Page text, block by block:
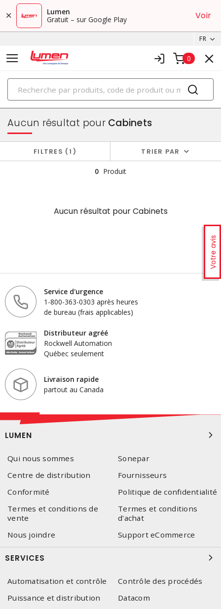
Lumen
Gratuit – sur Google Play
Voir
FR
0
PRODUITS
boîtiers et cabinets
Votre avis
Aucun résultat pourCabinets
FILTRES 1 TRIER PAR
0 Produit
Aucun résultat pourCabinets
Service d'urgence
1-800-363-0303 après heures
de bureau (frais applicables)
Distributeur agréé
Rockwell Automation
Québec seulement
Livraison rapide
partout au Canada
LUMEN
Qui nous sommes
Sonepar
Centre de distribution
Fournisseurs
Conformité
Politique de confidentialité
Termes et conditions de
vente
Termes et conditions
d'achat
Nous joindre
Support eCommerce
SERVICES
Automatisation et contrôle
Contrôle des procédés
Puissance et distribution
Datacom